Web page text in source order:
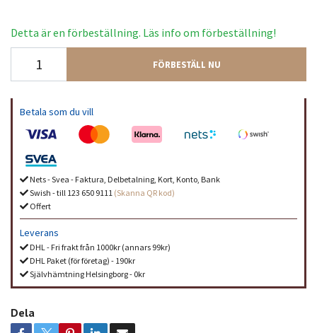
Detta är en förbeställning. Läs info om förbeställning!
FÖRBESTÄLL NU
Betala som du vill
Nets - Svea - Faktura, Delbetalning, Kort, Konto, Bank
Swish - till 123 650 9111 (Skanna QR kod)
Offert
Leverans
DHL - Fri frakt från 1000kr (annars 99kr)
DHL Paket (för företag) - 190kr
Självhämtning Helsingborg - 0kr
Dela